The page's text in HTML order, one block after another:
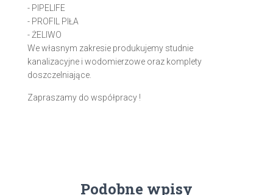
- PIPELIFE
- PROFIL PIŁA
- ŻELIWO
We własnym zakresie produkujemy studnie
kanalizacyjne i wodomierzowe oraz komplety
doszczelniające.
Zapraszamy do współpracy !
Podobne wpisy